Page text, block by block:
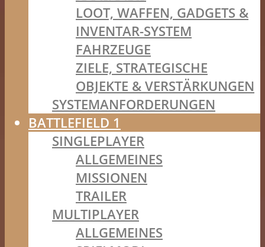
LOOT, WAFFEN, GADGETS &
INVENTAR-SYSTEM
FAHRZEUGE
ZIELE, STRATEGISCHE
OBJEKTE & VERSTÄRKUNGEN
SYSTEMANFORDERUNGEN
BATTLEFIELD 1
SINGLEPLAYER
ALLGEMEINES
MISSIONEN
TRAILER
MULTIPLAYER
ALLGEMEINES